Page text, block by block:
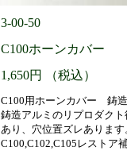
3-00-50
C100ホーンカバー
1,650円 （税込）
C100用ホーンカバー 鋳
鋳造アルミのリプロダク
あり、穴位置ズレありま
C100,C102,C105レストア